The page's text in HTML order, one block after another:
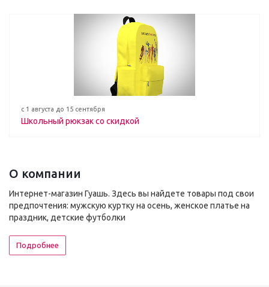
с 1 августа до 15 сентября
Школьный рюкзак со скидкой
О компании
Интернет-магазин Гуашь. Здесь вы найдете товары под свои
предпочтения: мужскую куртку на осень, женское платье на
праздник, детские футболки
Подробнее